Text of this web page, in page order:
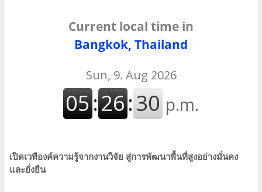
Current local time in
Bangkok, Thailand
เปิดเวทีองค์ความรู้จากงานวิจัย สู่การพัฒนาพื้นที่สูงอย่างมั่นคง
และยั่งยืน